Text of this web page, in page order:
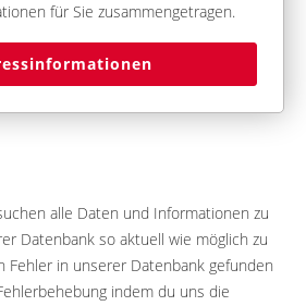
für Sie zusammengetragen.
alle Daten und Informationen zu
Datenbank so aktuell wie möglich zu
Fehler in unserer Datenbank gefunden
indem du uns die